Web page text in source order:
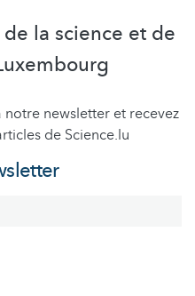
la science et de
newsletter et recevez
de Science.lu